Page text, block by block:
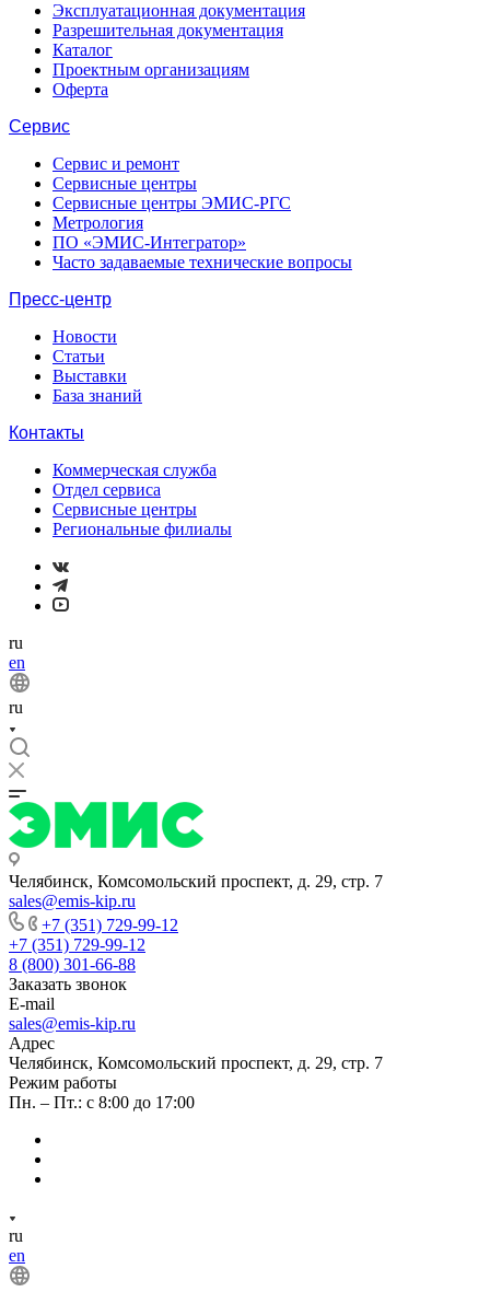
Эксплуатационная документация
Разрешительная документация
Каталог
Проектным организациям
Оферта
Сервис
Сервис и ремонт
Сервисные центры
Сервисные центры ЭМИС-РГС
Метрология
ПО «ЭМИС-Интегратор»
Часто задаваемые технические вопросы
Пресс-центр
Новости
Статьи
Выставки
База знаний
Контакты
Коммерческая служба
Отдел сервиса
Сервисные центры
Региональные филиалы
ru
en
ru
Челябинск, Комсомольский проспект, д. 29, стр. 7
sales@emis-kip.ru
+7 (351) 729-99-12
+7 (351) 729-99-12
8 (800) 301-66-88
Заказать звонок
E-mail
sales@emis-kip.ru
Адрес
Челябинск, Комсомольский проспект, д. 29, стр. 7
Режим работы
Пн. – Пт.: с 8:00 до 17:00
ru
en